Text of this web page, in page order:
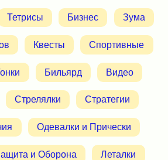
Тетрисы Бизнес Зума
Квесты Спортивные
Бильярд Видео
Стрелялки Стратегии
Одевалки и Прически
и Оборона Леталки